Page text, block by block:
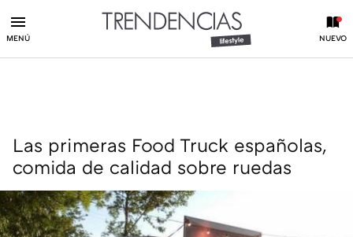
MENÚ NUEVO
Las primeras Food Truck españolas,
comida de calidad sobre ruedas